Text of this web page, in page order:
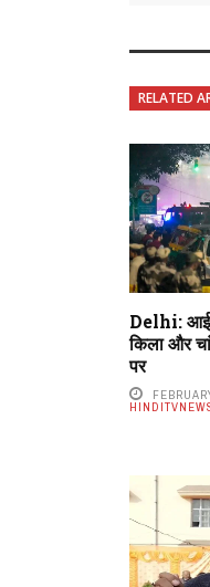
RELATED
Delhi:
किला और
पर